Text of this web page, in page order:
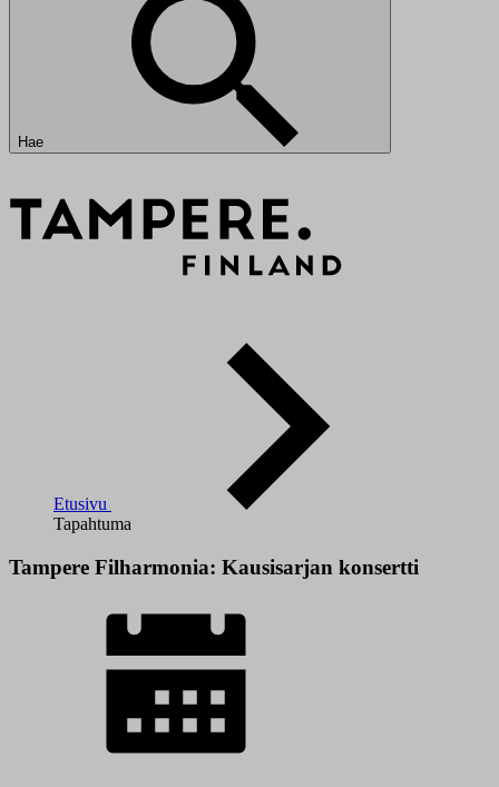
Hae
Etusivu
Tapahtuma
Tampere Filharmonia: Kausisarjan konsertti